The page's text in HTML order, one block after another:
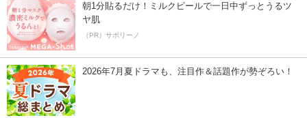
朝1分貼るだけ！ミルクピールで一日中ずっとうるツ
ヤ肌
（PR）サボリーノ
2026年7月夏ドラマも、注目作＆話題作が勢ぞろい！